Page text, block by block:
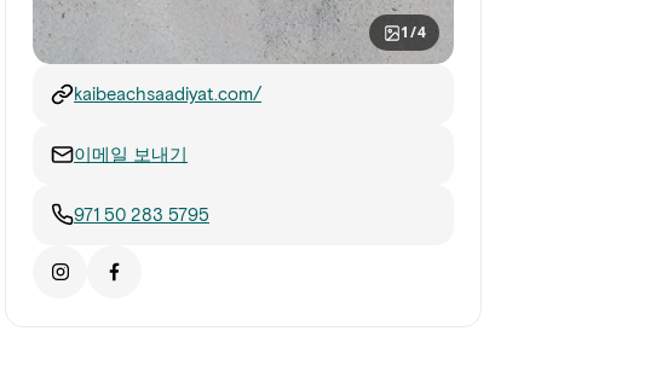
1/4
kaibeachsaadiyat.com/
이메일 보내기
971 50 283 5795